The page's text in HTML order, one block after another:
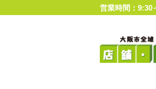
営業時間：9:30